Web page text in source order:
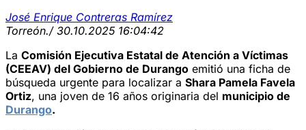
José Enrique Contreras Ramírez
Torreón./ 30.10.2025 16:04:42
La Comisión Ejecutiva Estatal de Atención a Víctimas
(CEEAV) del Gobierno de Durango emitió una ficha de
búsqueda urgente para localizar a Shara Pamela Favela
Ortiz, una joven de 16 años originaria del municipio de
Durango.